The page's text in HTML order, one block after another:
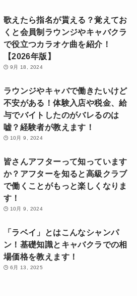
歌えたら指名が貰える？覚えてお
くと会員制ラウンジやキャバクラ
で役立つカラオケ曲を紹介！
【2026年版】
9月 18, 2024
ラウンジやキャバで働きたいけど
不安がある！体験入店や税金、給
与でバイトしたのがバレるのは
嘘？経験者が教えます！
10月 9, 2024
皆さんアフターって知っています
か？アフターを知ると高級クラブ
で働くことがもっと楽しくなりま
す！
10月 9, 2024
「ラベイ」とはこんなシャンパ
ン！基礎知識とキャバクラでの相
場価格を教えます！
6月 13, 2025